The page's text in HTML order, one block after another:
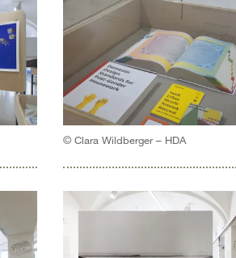
© Clara Wildberger – HDA